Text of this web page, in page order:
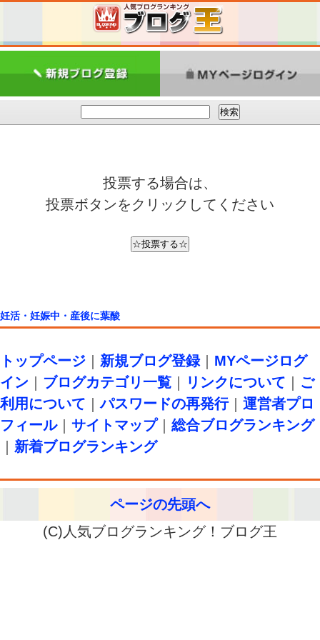
投票する場合は、
投票ボタンをクリックしてください
妊活・妊娠中・産後に葉酸
トップページ 新規ブログ登録｜ MYページログ
イン
ブログカテゴリ一覧 リンクについて
ご
利用について ｜パスワードの再発行｜ 運営者プロ
フィール｜ サイトマップ｜ 総合ブログランキング
新着ブログランキング
ページの先頭へ
(C)人気ブログランキング！ブログ王